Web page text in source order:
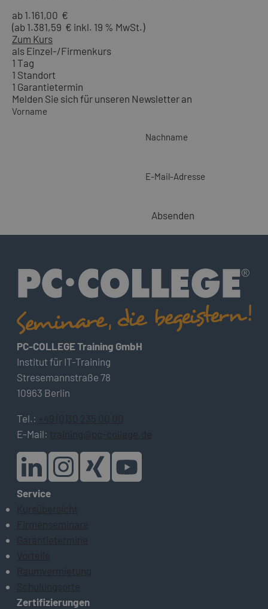
ab 1.161,00 €
(ab 1.381,59 € inkl. 19 % MwSt.)
Zum Kurs
als Einzel-/Firmenkurs
1 Tag
1 Standort
1 Garantietermin
Melden Sie sich für unseren Newsletter an
Vorname
Nachname
E-Mail-Adresse
Absenden
PC-COLLEGE Training GmbH
Institut für IT-Training
Stresemannstraße 78
10963 Berlin
Tel.: +49 (0)30 235 00 00
E-Mail: training@pc-college.de
Service
Kursübersicht
Firmenseminare
Garantietermine
Vorteile
Raumvermietung
Schulungsorte
Zertifizierungen